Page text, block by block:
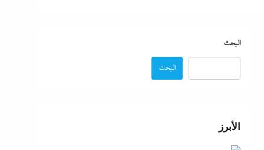
البيتالبحث
البحث
الأبرز